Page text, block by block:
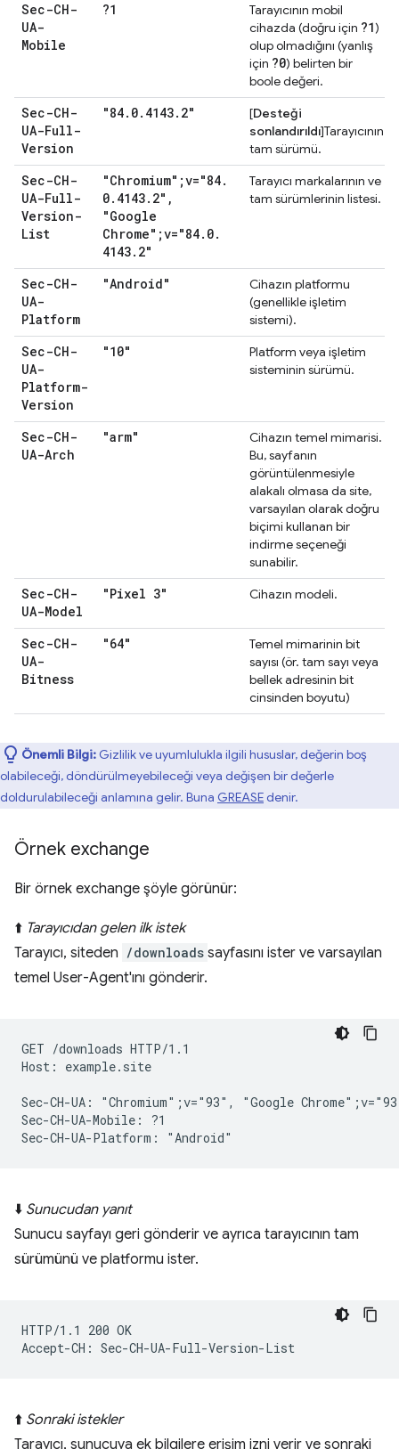
Sec-CH-
UA-
Mobile
?1
Tarayıcının mobil
cihazda (doğru için ?1)
olup olmadığını (yanlış
için ?0) belirten bir
boole değeri.
Sec-CH-
UA-Full-
Version
"84. 0. 4143. 2" [Desteği
sonlandırıldı]Tarayıcının
tam sürümü.
Sec-CH-
UA-Full-
Version-
List
"Chromium";v="84.
0. 4143. 2" ,
"Google
Chrome";v="84. 0.
4143. 2"
Tarayıcı markalarının ve
tam sürümlerinin listesi.
Sec-CH-
UA-
Platform
"Android"
Cihazın platformu
(genellikle işletim
sistemi).
Sec-CH-
UA-
Platform-
Version
"10"
Platform veya işletim
sisteminin sürümü.
Sec-CH-
UA-Arch
"arm"
Cihazın temel mimarisi.
Bu, sayfanın
görüntülenmesiyle
alakalı olmasa da site,
varsayılan olarak doğru
biçimi kullanan bir
indirme seçeneği
sunabilir.
Sec-CH-
UA-Model
"Pixel 3" Cihazın modeli.
Sec-CH-
UA-
Bitness
"64"
Temel mimarinin bit
sayısı (ör. tam sayı veya
bellek adresinin bit
cinsinden boyutu)
Önemli Bilgi: Gizlilik ve uyumlulukla ilgili hususlar, değerin boş
olabileceği, döndürülmeyebileceği veya değişen bir değerle
doldurulabileceği anlamına gelir. Buna GREASEdenir.
Örnek exchange
Bir örnek exchange şöyle görünür:
⬆️ Tarayıcıdan gelen ilk istek
Tarayıcı, siteden /downloads sayfasını ister ve varsayılan
temel User-Agent'ını gönderir.
GET /downloads HTTP/1.1
Host: example.site
Sec-CH-UA: "Chromium";v="93", "Google
Sec-CH-UA-Mobile: ?1
⬇️ Sunucudan yanıt
Sunucu sayfayı geri gönderir ve ayrıca tarayıcının tam
sürümünü ve platformu ister.
HTTP/1.1 200 OK
⬆️ Sonraki istekler
Tarayıcı, sunucuya ek bilgilere erişim izni verir ve sonraki